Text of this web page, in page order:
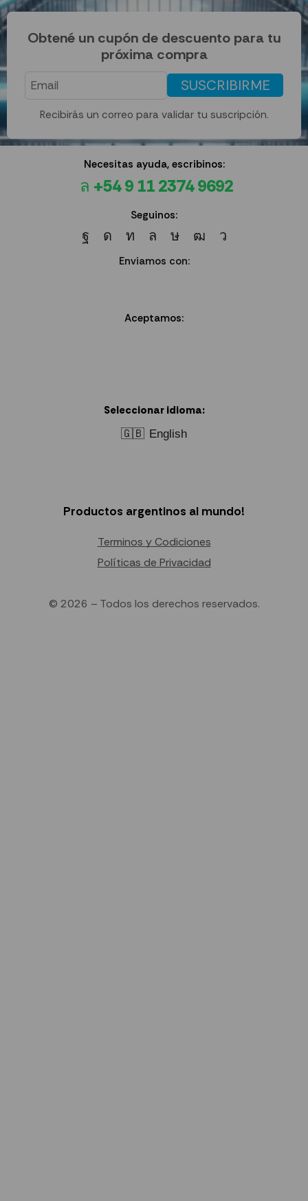
Obtené un cupón de descuento para tu
próxima compra
SUSCRIBIRME
Recibirás un correo para validar tu suscripción.
Necesitas ayuda, escribinos:
+54 9 11 2374 9692
Seguinos:
Enviamos con:
Aceptamos:
Seleccionar idioma:
🇬🇧 English
Productos argentinos al mundo!
Terminos y Codiciones
Políticas de Privacidad
© 2026 – Todos los derechos reservados.